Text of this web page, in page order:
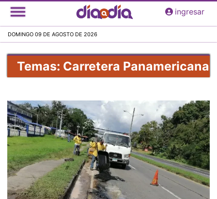
Pasar
al
principal
ingresar
DOMINGO 09 DE AGOSTO DE 2026
Temas: Carretera Panamericana